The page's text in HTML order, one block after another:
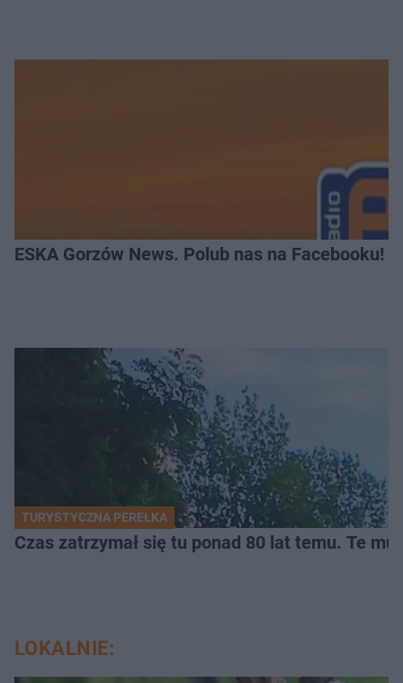
ESKA Gorzów News. Polub nas na Facebooku!
TURYSTYCZNA PEREŁKA
Czas zatrzymał się tu ponad 80 lat temu. Te
LOKALNIE: